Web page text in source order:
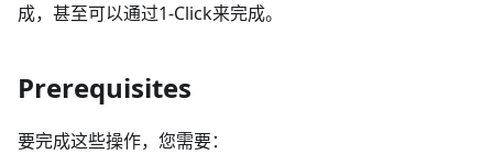
成，甚至可以通过1-Click来完成。
Prerequisites
要完成这些操作，您需要：